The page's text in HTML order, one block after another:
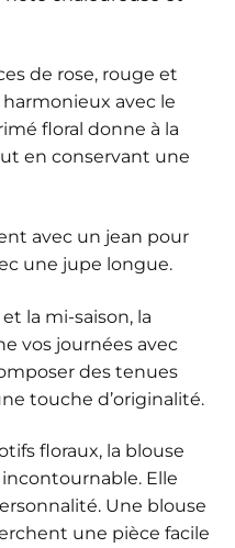
de rose, rouge et
avec le
floral donne à la
en conservant une
avec un jean pour
une jupe longue.
la mi-saison, la
vos journées avec
des tenues
touche d’originalité.
floraux, la blouse
Elle
Une blouse
une pièce facile